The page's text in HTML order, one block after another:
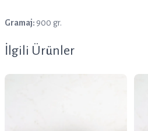
Gramaj: 900 gr.
İlgili Ürünler